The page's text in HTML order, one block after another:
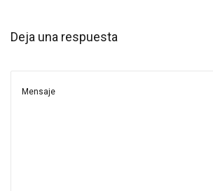
Deja una respuesta